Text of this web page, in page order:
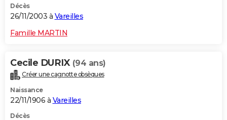
Décès
26/11/2003 à Vareilles
Famille MARTIN
Cecile DURIX (94 ans)
Créer une cagnotte obsèques
Naissance
22/11/1906 à Vareilles
Décès